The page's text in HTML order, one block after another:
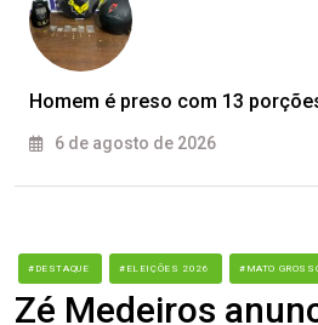
Homem é preso com 13
6 de agosto de 2026
#DESTAQUE #ELEIÇÕES 2026 #MATO
Zé Medeiros